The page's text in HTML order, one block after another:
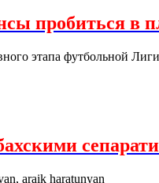
пробиться в
этапа футбольной
araik haratunyan